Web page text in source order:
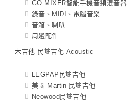
GO:MIXER智能手機音頻混音器
錄音、MIDI、電腦音樂
音箱、喇叭
周邊配件
木吉他 民謠吉他 Acoustic
LEGPAP民謠吉他
美國 Martin 民謠吉他
Neowood民謠吉他